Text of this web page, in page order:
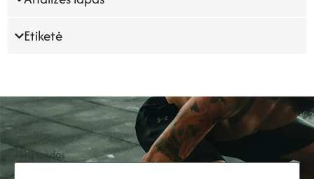
Etiketė
Jūsų vardas